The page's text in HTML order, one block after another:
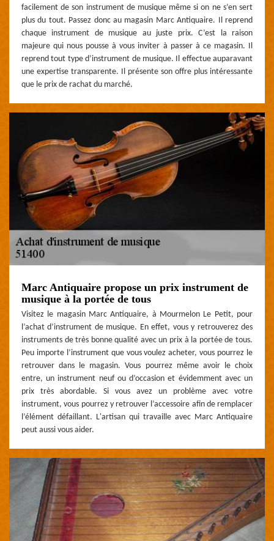
facilement de son instrument de musique même si on ne s’en sert
plus du tout. Passez donc au magasin Marc Antiquaire. Il reprend
chaque instrument de musique au juste prix. C’est la raison
majeure qui nous pousse à vous inviter à passer à ce magasin. Il
reprend tout type d’instrument de musique. Il effectue auparavant
une expertise transparente. Il présente son offre plus intéressante
que le prix de rachat du marché.
Marc Antiquaire propose un prix instrument de
musique à la portée de tous
Visitez le magasin Marc Antiquaire, à Mourmelon Le Petit, pour
l’achat d’instrument de musique. En effet, vous y retrouverez des
instruments de très bonne qualité avec un prix à la portée de tous.
Peu importe l’instrument que vous voulez acheter, vous pourrez le
retrouver dans le magasin. Vous pourrez même avoir le choix
entre, un instrument neuf ou d’occasion et évidemment avec un
prix très abordable. Si vous avez un problème avec votre
instrument, vous pourrez y retrouver l’accessoire afin de remplacer
l’élément défaillant. L'artisan qui travaille avec Marc Antiquaire
peut aussi vous aider.